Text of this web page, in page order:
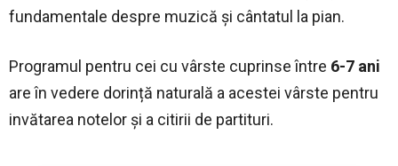
fundamentale despre muzică și cântatul la pian.
Programul pentru cei cu vârste cuprinse între 6-7 ani
are în vedere dorință naturală a acestei vârste pentru
invătarea notelor și a citirii de partituri.